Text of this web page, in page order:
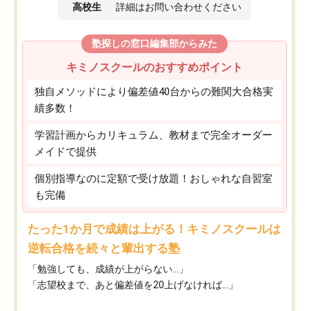
高校生 詳細はお問い合わせください
塾探しの窓口編集部からみた
キミノスクールのおすすめポイント
独自メソッドにより偏差値40台からの難関大合格実
績多数！
学習計画からカリキュラム、教材まで完全オーダー
メイドで提供
個別指導なのに定額で受け放題！おしゃれな自習室
も完備
たった1か月で成績は上がる！キミノスクールは
逆転合格を続々と輩出する塾
「勉強しても、成績が上がらない…」
「志望校まで、あと偏差値を20上げなければ…」